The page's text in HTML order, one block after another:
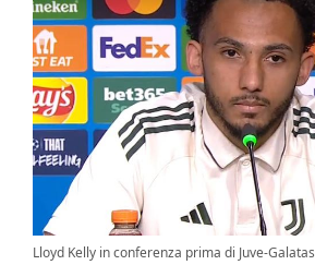
Lloyd Kelly in conferenza prima di Juve-